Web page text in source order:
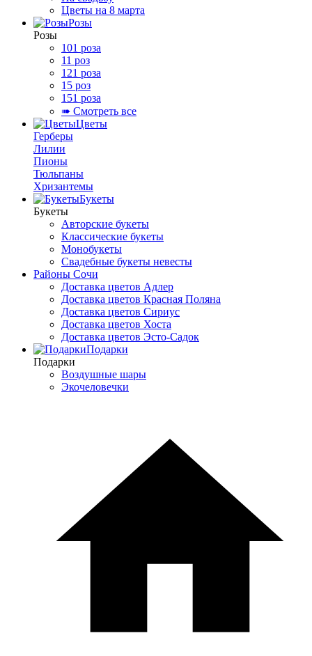
Цветы на 8 марта
Розы
Розы
101 роза
11 роз
121 роза
15 роз
151 роза
➠ Смотреть все
Цветы
Герберы
Лилии
Пионы
Тюльпаны
Хризантемы
Букеты
Букеты
Авторские букеты
Классические букеты
Монобукеты
Свадебные букеты невесты
Районы Сочи
Доставка цветов Адлер
Доставка цветов Красная Поляна
Доставка цветов Сириус
Доставка цветов Хоста
Доставка цветов Эсто-Садок
Подарки
Подарки
Воздушные шары
Экочеловечки